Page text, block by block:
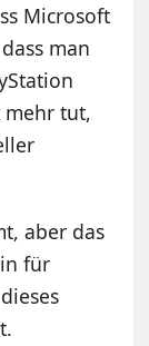
Microsoft
man
mehr tut,
aber das
für